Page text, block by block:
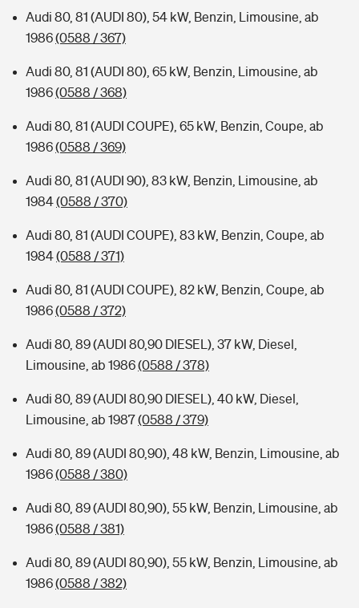
Audi 80, 81 (AUDI 80), 54 kW, Benzin, Limousine, ab
1986(0588 / 367)
Audi 80, 81 (AUDI 80), 65 kW, Benzin, Limousine, ab
1986(0588 / 368)
Audi 80, 81 (AUDI COUPE), 65 kW, Benzin, Coupe, ab
1986(0588 / 369)
Audi 80, 81 (AUDI 90), 83 kW, Benzin, Limousine, ab
1984(0588 / 370)
Audi 80, 81 (AUDI COUPE), 83 kW, Benzin, Coupe, ab
1984(0588 / 371)
Audi 80, 81 (AUDI COUPE), 82 kW, Benzin, Coupe, ab
1986(0588 / 372)
Audi 80, 89 (AUDI 80,90 DIESEL), 37 kW, Diesel,
Limousine, ab 1986(0588 / 378)
Audi 80, 89 (AUDI 80,90 DIESEL), 40 kW, Diesel,
Limousine, ab 1987(0588 / 379)
Audi 80, 89 (AUDI 80,90), 48 kW, Benzin, Limousine, ab
1986(0588 / 380)
Audi 80, 89 (AUDI 80,90), 55 kW, Benzin, Limousine, ab
1986(0588 / 381)
Audi 80, 89 (AUDI 80,90), 55 kW, Benzin, Limousine, ab
1986(0588 / 382)